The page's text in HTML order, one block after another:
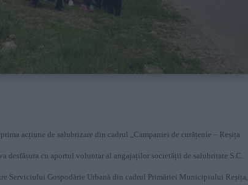
acțiune de salubrizare din cadrul „Campaniei de curățenie – Reșița
desfășura cu aportul voluntar al angajaților societății de salubritate S.C.
Serviciului Gospodărie Urbană din cadrul Primăriei Municipiului Reșița,